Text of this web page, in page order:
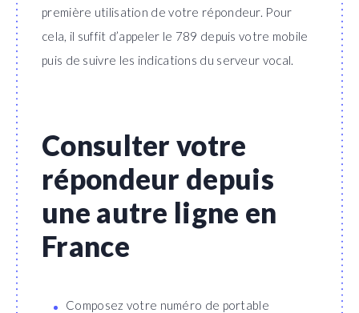
première utilisation de votre répondeur. Pour
cela, il suffit d’appeler le 789 depuis votre mobile
puis de suivre les indications du serveur vocal.
Consulter votre
répondeur depuis
une autre ligne en
France
Composez votre numéro de portable